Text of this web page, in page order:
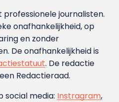
journalisten.
onafhankelijkheid, op
en zonder
De onafhankelijkheid is
. De redactie
Redactieraad.
social media: Instragram,